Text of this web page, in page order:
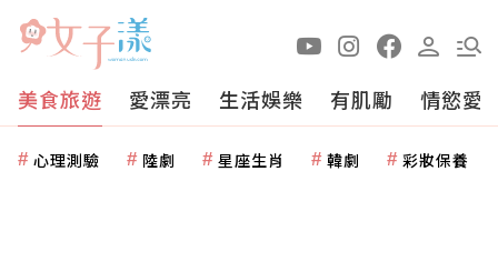
美食旅遊 愛漂亮 生活娛樂 有肌勵 情慾愛
心理測驗 陸劇 星座生肖 韓劇 彩妝保養